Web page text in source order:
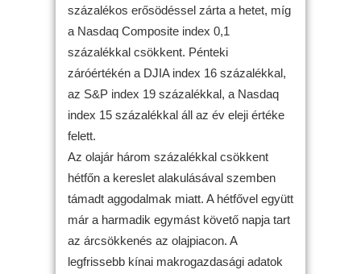
százalékos erősödéssel zárta a hetet, míg
a Nasdaq Composite index 0,1
százalékkal csökkent. Pénteki
záróértékén a DJIA index 16 százalékkal,
az S&P index 19 százalékkal, a Nasdaq
index 15 százalékkal áll az év eleji értéke
felett.
Az olajár három százalékkal csökkent
hétfőn a kereslet alakulásával szemben
támadt aggodalmak miatt. A hétfővel együtt
már a harmadik egymást követő napja tart
az árcsökkenés az olajpiacon. A
legfrissebb kínai makrogazdasági adatok